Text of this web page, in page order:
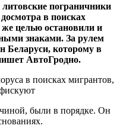
пограничники
в поисках
целью остановили и
знаками. За рулем
Беларуси, которому в
АвтоГродно.
были в порядке. Он